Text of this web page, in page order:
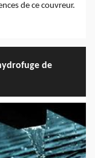
de ce couvreur.
de